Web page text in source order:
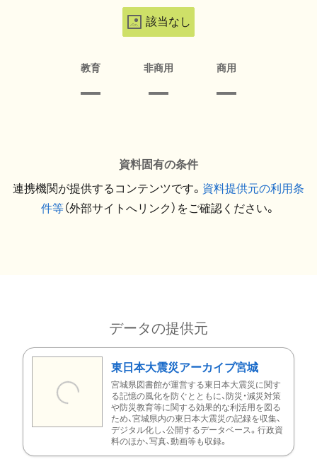
該当なし
教育 非商用 商用
資料固有の条件
連携機関が提供するコンテンツです。 資料提供元の利用条
件等（外部サイトへリンク）をご確認ください。
データの提供元
東日本大震災アーカイブ宮城
宮城県図書館が運営する東日本大震災に関す
る記憶の風化を防ぐとともに、防災・減災対策
や防災教育等に関する効果的な利活用を図る
ため、宮城県内の東日本大震災の記録を収集、
デジタル化し、公開するデータベース。行政資
料のほか、写真、動画等も収録。